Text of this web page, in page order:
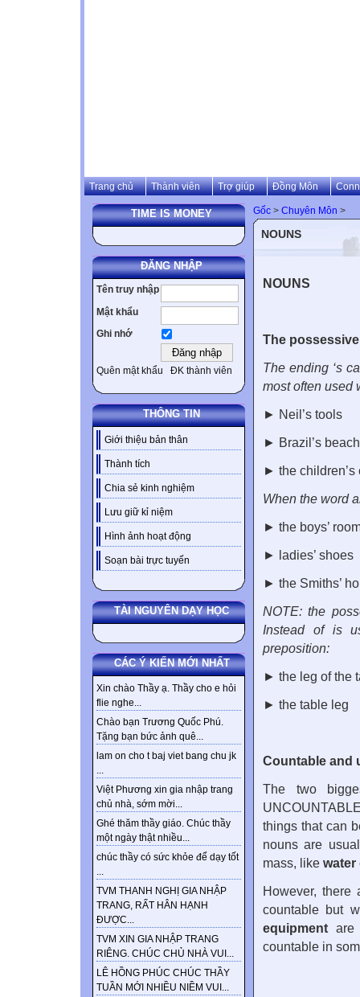
Trang chủ Thành viên Trợ giúp Đồng Môn
TIME IS MONEY
ĐĂNG NHẬP
Tên truy nhập
Mật khẩu
Ghi nhớ
Quên mật khẩu ĐK thành viên
THÔNG TIN
Giới thiệu bản thân
Thành tích
Chia sẻ kinh nghiệm
Lưu giữ kỉ niệm
Hình ảnh hoạt động
Soạn bài trực tuyến
TÀI NGUYÊN DẠY HỌC
CÁC Ý KIẾN MỚI NHẤT
Xin chào Thầy ạ. Thầy cho e hỏi
flie nghe...
Chào bạn Trương Quốc Phú.
Tặng bạn bức ảnh quê...
lam on cho t baj viet bang chu jk
...
Việt Phương xin gia nhập trang
chủ nhà, sớm mời...
Ghé thăm thầy giáo. Chúc thầy
một ngày thật nhiều...
chúc thầy có sức khỏe để dạy tốt
...
TVM THANH NGHỊ GIA NHẬP
TRANG, RẤT HÂN HẠNH
ĐƯỢC...
TVM XIN GIA NHẬP TRANG
RIÊNG. CHÚC CHỦ NHÀ VUI...
LÊ HỒNG PHÚC CHÚC THẦY
TUẦN MỚI NHIỀU NIỀM VUI...
Gốc > Chuyên Môn >
NOUNS
NOUNS
The
The ending ‘s
most often used
► Neil’s tools
► Brazil’s
► the children’s
When the word
► the boys’
► ladies’ shoes
► the Smiths’
NOTE: the
Instead of is
preposition:
► the leg of the
► the table leg
Countable and
The two
things that can
nouns are
mass, like water
However,
countable but
equipment are
countable in